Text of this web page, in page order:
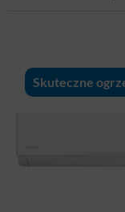
Skuteczne